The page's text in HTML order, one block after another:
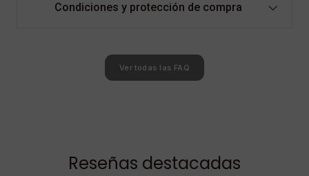
Condiciones y protección de compra
Ver todas las FAQ
Reseñas destacadas